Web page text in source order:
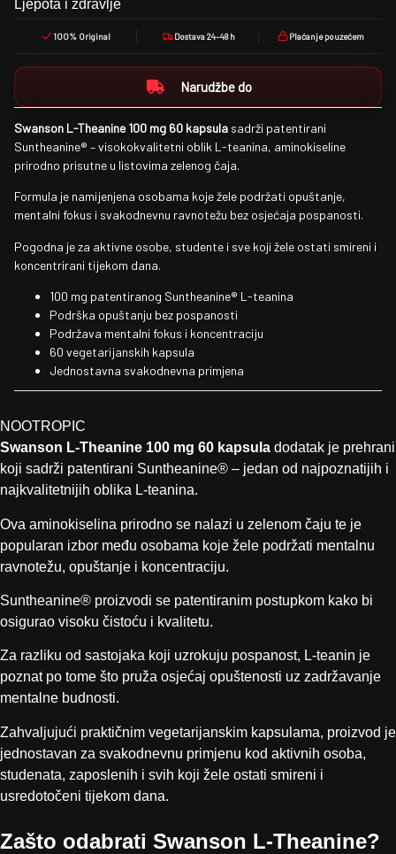
Ljepota i zdravlje
100% Original Dostava 24–48 h Plaćanje pouzećem
Narudžbe do
Swanson L-Theanine 100 mg 60 kapsula sadrži patentirani
Suntheanine® – visokokvalitetni oblik L-teanina, aminokiseline
prirodno prisutne u listovima zelenog čaja.
Formula je namijenjena osobama koje žele podržati opuštanje,
mentalni fokus i svakodnevnu ravnotežu bez osjećaja pospanosti.
Pogodna je za aktivne osobe, studente i sve koji žele ostati smireni i
koncentrirani tijekom dana.
100 mg patentiranog Suntheanine® L-teanina
Podrška opuštanju bez pospanosti
Podržava mentalni fokus i koncentraciju
60 vegetarijanskih kapsula
Jednostavna svakodnevna primjena
NOOTROPIC
Swanson L-Theanine 100 mg 60 kapsula dodatak je prehrani
koji sadrži patentirani Suntheanine® – jedan od najpoznatijih i
najkvalitetnijih oblika L-teanina.
Ova aminokiselina prirodno se nalazi u zelenom čaju te je
popularan izbor među osobama koje žele podržati mentalnu
ravnotežu, opuštanje i koncentraciju.
Suntheanine® proizvodi se patentiranim postupkom kako bi
osigurao visoku čistoću i kvalitetu.
Za razliku od sastojaka koji uzrokuju pospanost, L-teanin je
poznat po tome što pruža osjećaj opuštenosti uz zadržavanje
mentalne budnosti.
Zahvaljujući praktičnim vegetarijanskim kapsulama, proizvod je
jednostavan za svakodnevnu primjenu kod aktivnih osoba,
studenata, zaposlenih i svih koji žele ostati smireni i
usredotočeni tijekom dana.
Zašto odabrati Swanson L-Theanine?